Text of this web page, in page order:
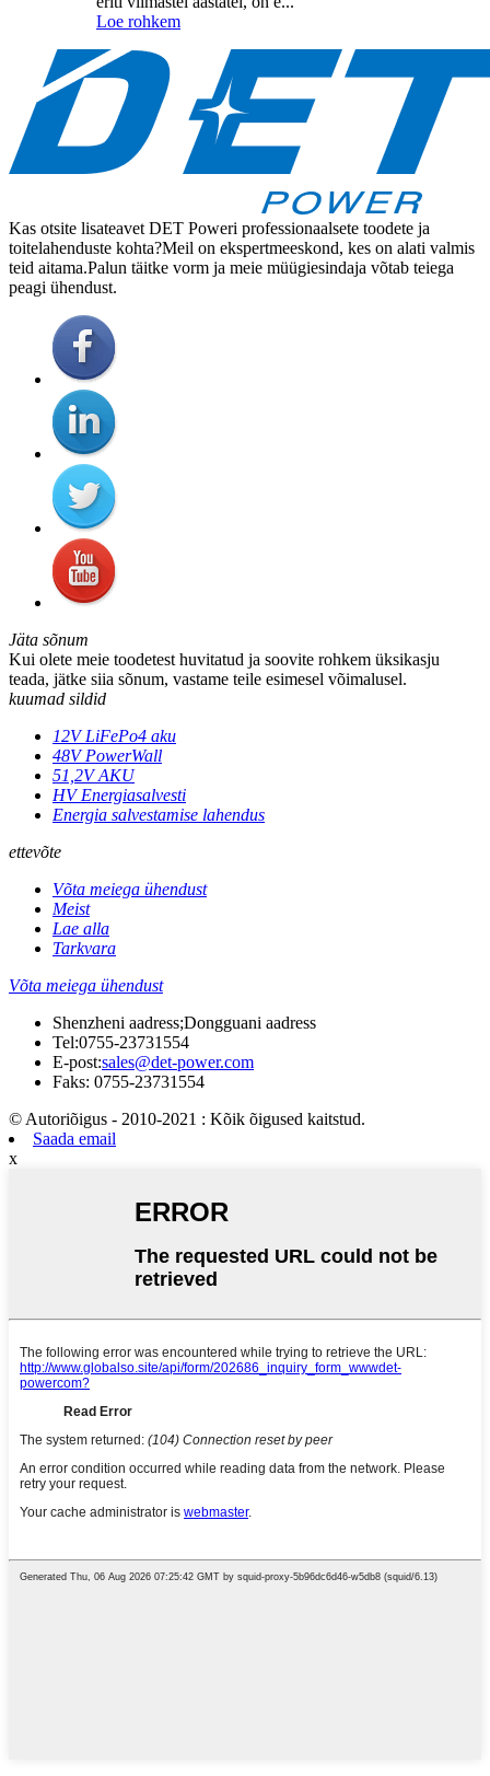
Loe rohkem
Kas otsite lisateavet DET Poweri professionaalsete toodete ja
toitelahenduste kohta?Meil on ekspertmeeskond, kes on alati valmis
teid aitama.Palun täitke vorm ja meie müügiesindaja võtab teiega
peagi ühendust.
Jäta sõnum
Kui olete meie toodetest huvitatud ja soovite rohkem üksikasju
teada, jätke siia sõnum, vastame teile esimesel võimalusel.
kuumad sildid
12V LiFePo4 aku
48V PowerWall
51,2V AKU
HV Energiasalvesti
Energia salvestamise lahendus
ettevõte
Võta meiega ühendust
Meist
Lae alla
Tarkvara
Võta meiega ühendust
Shenzheni aadress;Dongguani aadress
Tel:0755-23731554
E-post:sales@det-power.com
Faks: 0755-23731554
© Autoriõigus - 2010-2021 : Kõik õigused kaitstud.
Saada email
x